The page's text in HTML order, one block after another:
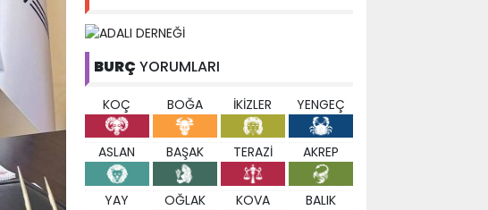
BURÇ YORUMLARI
KOÇ BOĞA İKİZLER YENGEÇ
ASLAN BAŞAK TERAZİ AKREP
YAY OĞLAK KOVA BALIK